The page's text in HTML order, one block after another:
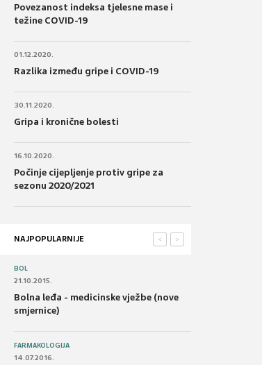
Povezanost indeksa tjelesne mase i
težine COVID-19
01.12.2020.
Razlika između gripe i COVID-19
30.11.2020.
Gripa i kronične bolesti
16.10.2020.
Počinje cijepljenje protiv gripe za
sezonu 2020/2021
NAJPOPULARNIJE >
<
BOL
21.10.2015.
Bolna leđa - medicinske vježbe (nove
smjernice)
FARMAKOLOGIJA
14.07.2016.